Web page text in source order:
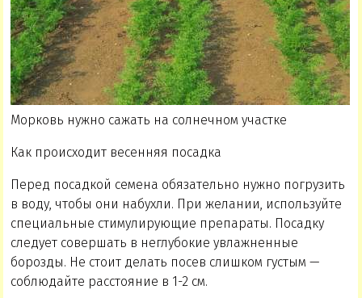
Морковь нужно сажать на солнечном участке
Как происходит весенняя посадка
Перед посадкой семена обязательно нужно погрузить
в воду, чтобы они набухли. При желании, используйте
специальные стимулирующие препараты. Посадку
следует совершать в неглубокие увлажненные
борозды. Не стоит делать посев слишком густым —
соблюдайте расстояние в 1-2 см.